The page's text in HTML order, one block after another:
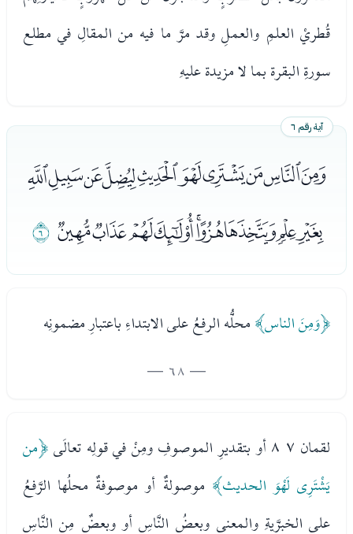
قُطريْ العلمِ والعملِ وقد مرَّ ما فيه من المقالِ في مطلع
سورةِ البقرة بما لا مزيدة عليهِ
آية رقم ٦
ﭰﭱﭲﭳﭴﭵﭶﭷﭸﭹ
ﭺﭻﭼﭽﭾﭿﮀﮁﮂﮃ
﴿وَمِنَ الناس﴾محلُّه الرفعُ على الابتداءِ باعتبارِ مضمونِه
— 68 —
لقمان ٧ ٨ أو بتقديرِ الموصوفِ ومِنْ في قولِه تعالَى
﴿من
يَشْتَرِى لَهْوَ الحديث﴾ موصولةٌ أو موصوفةٌ محلُها الرَّفعُ
على الخبرَّيةِ والمعنى وبعضُ النَّاسِ أو وبعضٌ مِن النَّاسِ